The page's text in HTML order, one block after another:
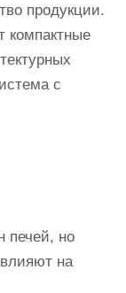
продукции.
компактные
с
печей, но
на